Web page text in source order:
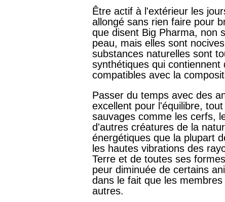
Être actif à l'extérieur les
allongé sans rien faire pour
que disent Big Pharma, non
peau, mais elles sont
substances naturelles sont
synthétiques qui
compatibles avec la
Passer du temps avec des
excellent pour l'équilibre,
sauvages comme les cerfs,
d'autres créatures de la
énergétiques que la plupart
les hautes vibrations des
Terre et de toutes ses
peur diminuée de certains
dans le fait que les
autres.